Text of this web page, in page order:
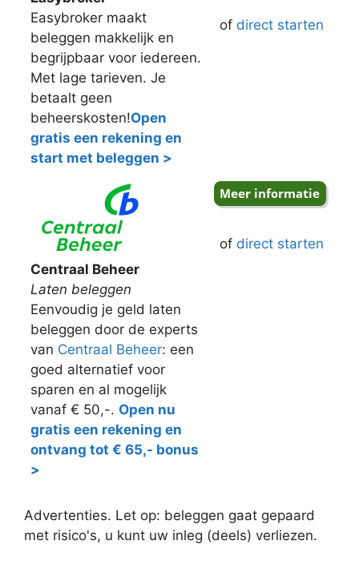
Easybroker maakt
beleggen makkelijk en
begrijpbaar voor iedereen.
Met lage tarieven. Je
betaalt geen
beheerskosten!Open
gratis een rekening en
start met beleggen >
of direct starten
Centraal Beheer
Laten beleggen
Eenvoudig je geld laten
beleggen door de experts
van Centraal Beheer: een
goed alternatief voor
sparen en al mogelijk
vanaf € 50,-. Open nu
gratis een rekening en
ontvang tot € 65,- bonus
>
of direct starten
Advertenties. Let op: beleggen gaat gepaard
met risico's, u kunt uw inleg (deels) verliezen.